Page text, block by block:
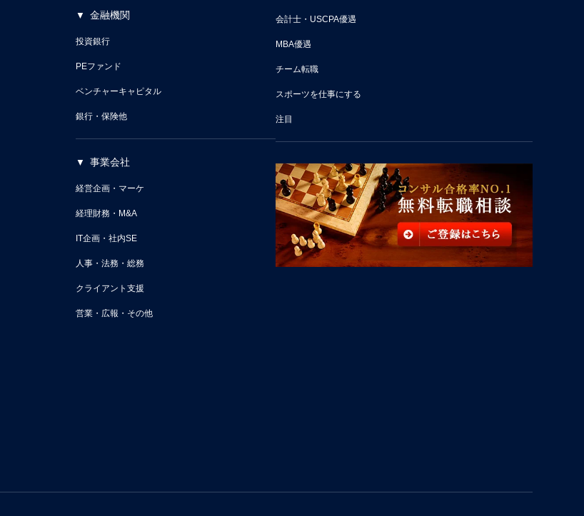
金融機関
投資銀行
PEファンド
ベンチャーキャピタル
銀行・保険他
事業会社
経営企画・マーケ
経理財務・M&A
IT企画・社内SE
人事・法務・総務
クライアント支援
営業・広報・その他
会計士・USCPA優遇
MBA優遇
チーム転職
スポーツを仕事にする
注目